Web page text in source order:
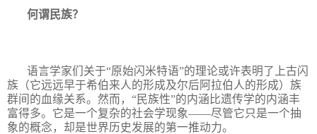
何谓民族？
语言学家们关于“原始闪米特语”的理论或许表明了上古闪
族（它远远早于希伯来人的形成及尔后阿拉伯人的形成）族
群间的血缘关系。然而，“民族性”的内涵比遗传学的内涵丰
富得多。它是一个复杂的社会学现象——尽管它只是一个抽
象的概念，却是世界历史发展的第一推动力。